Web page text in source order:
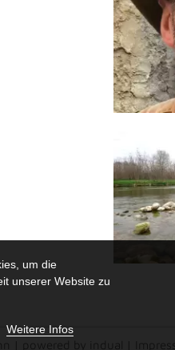
um die
unserer Website zu
Weitere Infos